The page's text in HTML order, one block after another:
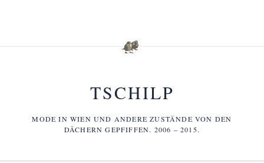
TSCHILP
MODE IN WIEN UND ANDERE ZUSTÄNDE VON DEN
DÄCHERN GEPFIFFEN. 2006 – 2015.